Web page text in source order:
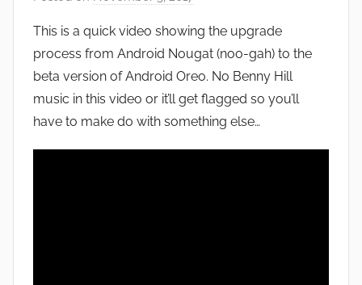
J
o
n
This is a quick video showing the upgrade
process from Android Nougat (noo-gah) to the
beta version of Android Oreo. No Benny Hill
music in this video or it’ll get flagged so you’ll
have to make do with something else…